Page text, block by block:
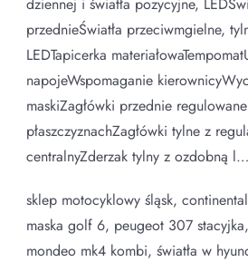
przednieŚwiatła przeciwmgielne,
LEDTapicerka
napojeWspomaganie
maskiZagłówki przednie
płaszczyznachZagłówki tylne z
centralnyZderzak tylny z ozdobną l…
sklep motocyklowy śląsk,
maska golf 6, peugeot 307
mondeo mk4 kombi, światła w